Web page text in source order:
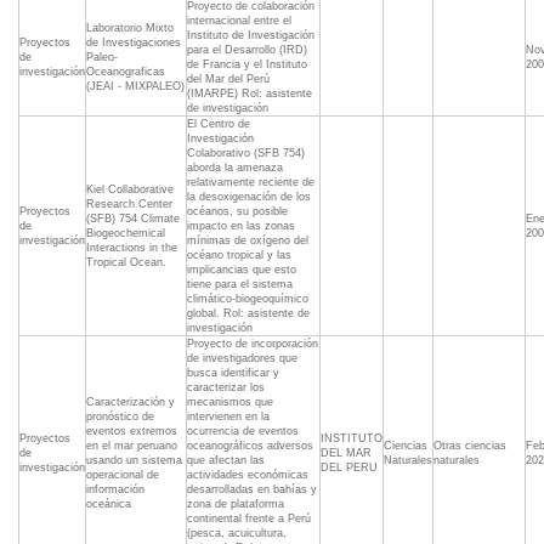
Proyectos
de
investigación
Laboratorio Mixto
de Investigaciones
Paleo-
Oceanograficas
(JEAI - MIXPALEO)
Proyecto de colaboración
internacional entre el
Instituto de Investigación
para el Desarrollo (IRD)
de Francia y el Instituto
del Mar del Perú
(IMARPE) Rol: asistente
de investigación
Proyectos
de
investigación
Kiel Collaborative
Research Center
(SFB) 754 Climate 
Biogeochemical
Interactions in the
Tropical Ocean.
El Centro de
Investigación
Colaborativo (SFB 754)
aborda la amenaza
relativamente reciente de
la desoxigenación de los
océanos, su posible
impacto en las zonas
mínimas de oxígeno del
océano tropical y las
implicancias que esto
tiene para el sistema
climático-biogeoquímico
global. Rol: asistente de
investigación
Proyectos
de
investigación
Caracterización y
pronóstico de
eventos extremos
en el mar peruano
usando un sistema
operacional de
información
oceánica
Proyecto de incorporación
de investigadores que
busca identificar y
caracterizar los
mecanismos que
intervienen en la
ocurrencia de eventos
oceanográficos adversos
que afectan las
actividades económicas
desarrolladas en bahías y
zona de plataforma
continental frente a Perú
(pesca, acuicultura,
INSTITUTO
DEL MAR
DEL PERU
Ciencias
Naturales
Otras ciencias
naturales